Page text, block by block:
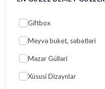
Giftbox
Meyvə buket, səbətləri
Məzar Gülləri
Xüsusi Dizaynlar